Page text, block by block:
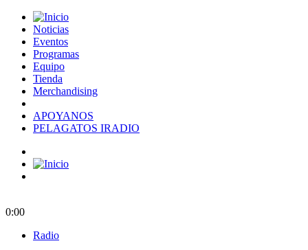
Noticias
Eventos
Programas
Equipo
Tienda
Merchandising
APOYANOS
PELAGATOS IRADIO
0:00
Radio